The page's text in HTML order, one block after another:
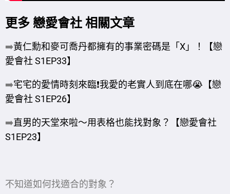
更多 戀愛會社 相關文章
➡️黃仁勳和麥可喬丹都擁有的事業密碼是「X」！【戀
愛會社 S1EP33】
➡️宅宅的愛情時刻來臨❗️我愛的老實人到底在哪😭【戀
愛會社 S1EP26】
➡️直男的天堂來啦～用表格也能找對象？【戀愛會社
S1EP23】
不知道如何找適合的對象？